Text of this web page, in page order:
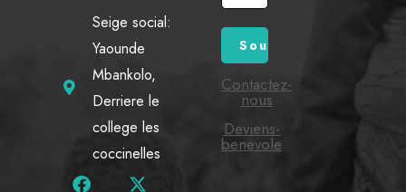
Seige social:
Yaounde
Mbankolo,
Derriere le
college les
coccinelles
Contactez-
nous
Deviens-
benevole